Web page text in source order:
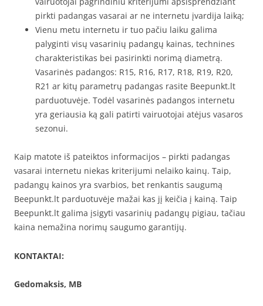
pirkti padangas vasarai ar ne internetu įvardija laiką;
Vienu metu internetu ir tuo pačiu laiku galima
palyginti visų vasarinių padangų kainas, technines
charakteristikas bei pasirinkti norimą diametrą.
Vasarinės padangos: R15, R16, R17, R18, R19, R20,
R21 ar kitų parametrų padangas rasite Beepunkt.lt
parduotuvėje. Todėl vasarinės padangos internetu
yra geriausia ką gali patirti vairuotojai atėjus vasaros
sezonui.
Kaip matote iš pateiktos informacijos – pirkti padangas
vasarai internetu niekas kriterijumi nelaiko kainų. Taip,
padangų kainos yra svarbios, bet renkantis saugumą
Beepunkt.lt parduotuvėje mažai kas jį keičia į kainą. Taip
Beepunkt.lt galima įsigyti vasarinių padangų pigiau, tačiau
kaina nemažina norimų saugumo garantijų.
KONTAKTAI:
Gedomaksis, MB